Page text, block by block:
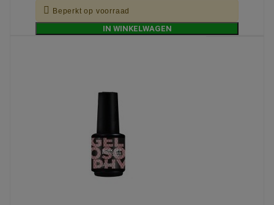
 Beperkt op voorraad
IN WINKELWAGEN